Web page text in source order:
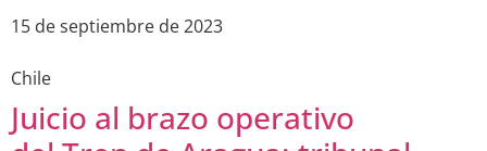
15 de septiembre de 2023
Chile
Juicio al brazo operativo